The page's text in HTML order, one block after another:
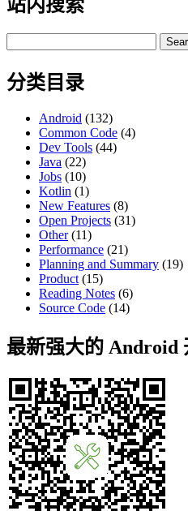
站内搜索
for:
分类目录
Android (132)
Common Code (4)
Dev Tools (44)
Java (22)
Jobs (10)
Kotlin (1)
New Features (8)
Open Projects (31)
Other(11)
Performance (21)
Planning and Summary (19)
Product (15)
Reading Notes (6)
Source Code (14)
最新强大的 Android